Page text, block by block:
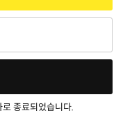
종료되었습니다.